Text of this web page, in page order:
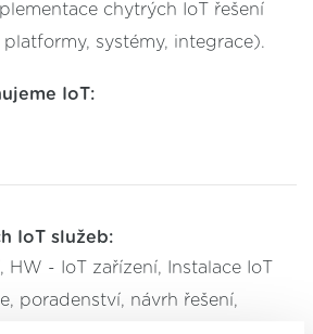
chytrých IoT řešení
systémy, integrace).
IoT:
IoT služeb:
- IoT zařízení, Instalace IoT
poradenství, návrh řešení,